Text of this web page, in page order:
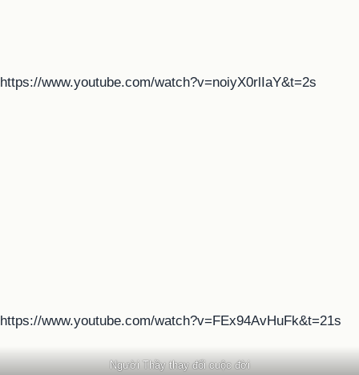
https://www.youtube.com/watch?v=noiyX0rlIaY&t=2s
https://www.youtube.com/watch?v=FEx94AvHuFk&t=21s
Người Thầy thay đổi cuộc đời